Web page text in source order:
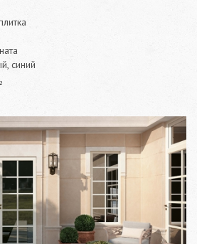
синий